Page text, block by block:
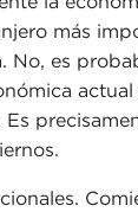
más
es